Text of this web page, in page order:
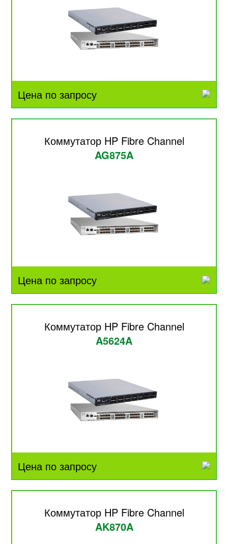
Цена по запросу
Коммутатор HP Fibre Channel
AG875A
Цена по запросу
Коммутатор HP Fibre Channel
A5624A
Цена по запросу
Коммутатор HP Fibre Channel
AK870A